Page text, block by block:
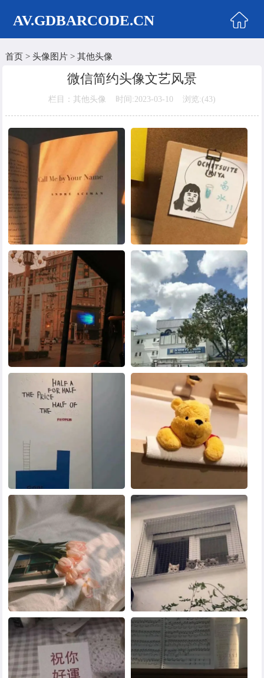
AV.GDBARCODE.CN
首页
女生头像
美女头像
男生头像
明星头像
卡通动漫
黑白头像
其他头像
首页> 头像图片> 其他头像
微信简约头像文艺风景
栏目：其他头像 时间:2023-03-10 浏览:(43)